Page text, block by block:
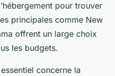
pour trouver
principales comme New
offrent un large choix
les budgets.
concerne la